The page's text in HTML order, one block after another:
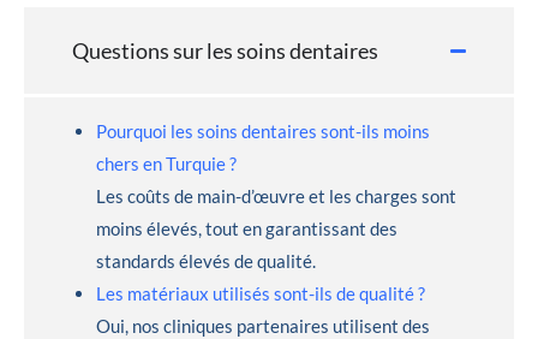
Questions sur les soins dentaires
Pourquoi les soins dentaires sont-ils moins
chers en Turquie ?
Les coûts de main-d’œuvre et les charges sont
moins élevés, tout en garantissant des
standards élevés de qualité.
Les matériaux utilisés sont-ils de qualité ?
Oui, nos cliniques partenaires utilisent des